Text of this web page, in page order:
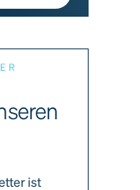
ist